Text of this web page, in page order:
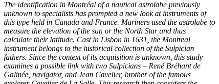
The identification in Montréal of a nautical astrolabe previously
unknown to specialists has prompted a new look at instruments of
this type held in Canada and France. Mariners used the astrolabe to
measure the elevation of the sun or the North Star and thus
calculate their latitude. Cast in Lisbon in 1631, the Montreal
instrument belongs to the historical collection of the Sulpician
fathers. Since the context of its acquisition is unknown, this study
examines a possible link with two Sulpicians – René Bréhant de
Galinée, navigator, and Jean Cavelier, brother of the famous